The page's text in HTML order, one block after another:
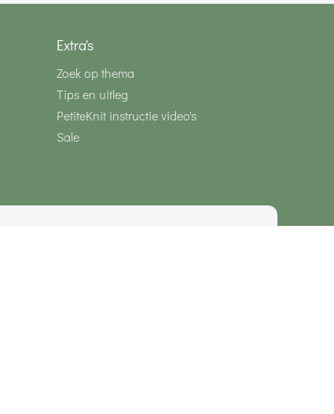
Extra's
Zoek op thema
Tips en uitleg
PetiteKnit instructie video's
Sale